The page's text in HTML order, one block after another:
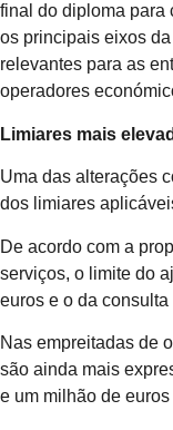
final do diploma para
os principais eixos
relevantes para as
operadores
Limiares mais
Uma das alterações
dos limiares
De acordo com a
serviços, o limite do
euros e o da
Nas empreitadas de
são ainda mais
e um milhão de